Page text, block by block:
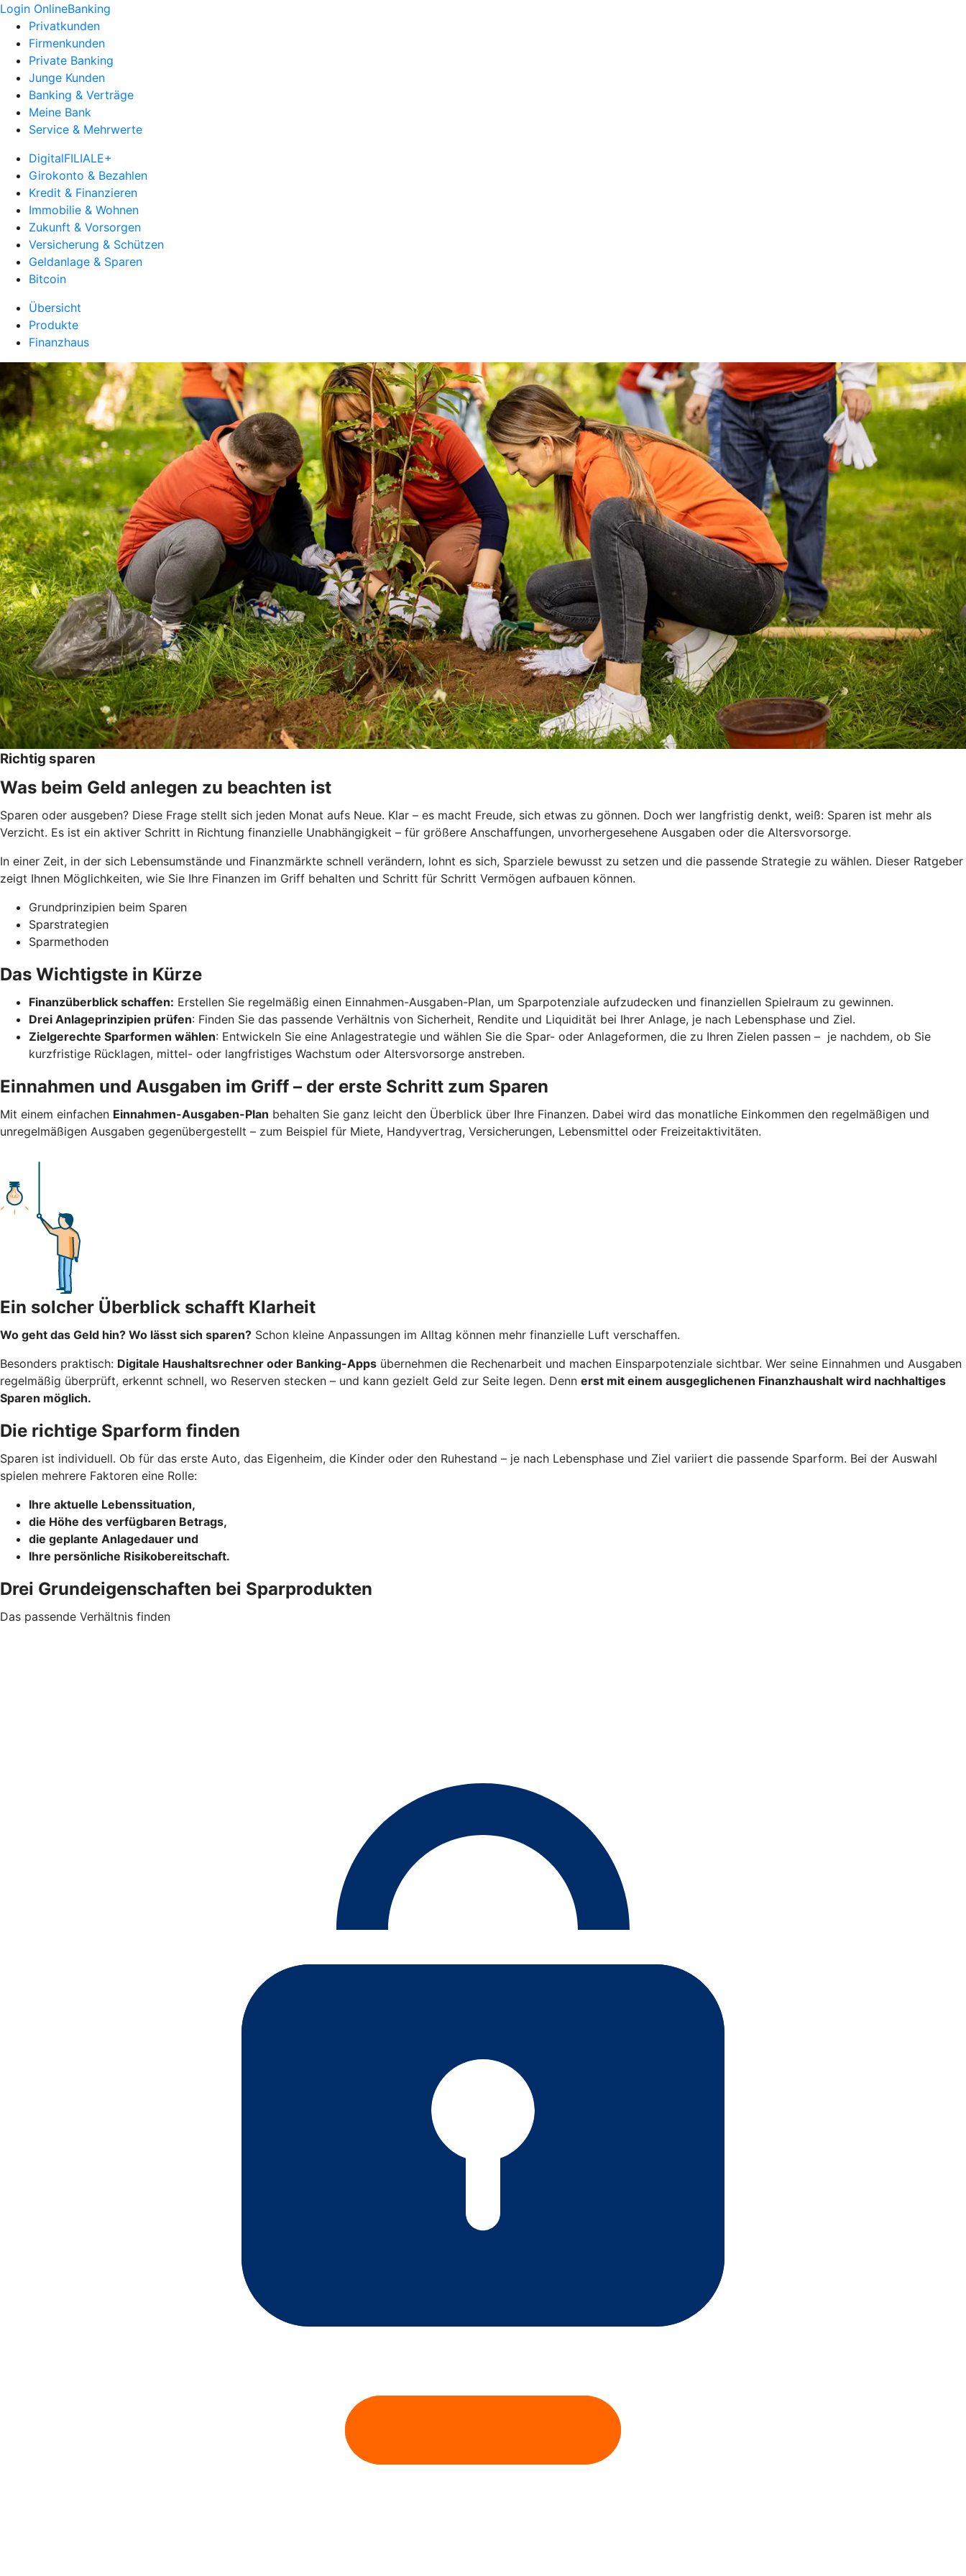
Login OnlineBanking
Privatkunden
Firmenkunden
Private Banking
Junge Kunden
Banking & Verträge
Meine Bank
Service & Mehrwerte
DigitalFILIALE+
Girokonto & Bezahlen
Kredit & Finanzieren
Immobilie & Wohnen
Zukunft & Vorsorgen
Versicherung & Schützen
Geldanlage & Sparen
Bitcoin
Übersicht
Produkte
Finanzhaus
Richtig sparen
Was beim Geld anlegen zu beachten ist
Sparen oder ausgeben? Diese Frage stellt sich jeden Monat aufs Neue. Klar – es macht Freude, sich etwas zu gönnen. Doch wer langfristig denkt, weiß: Sparen ist mehr als
Verzicht. Es ist ein aktiver Schritt in Richtung finanzielle Unabhängigkeit – für größere Anschaffungen, unvorhergesehene Ausgaben oder die Altersvorsorge.
In einer Zeit, in der sich Lebensumstände und Finanzmärkte schnell verändern, lohnt es sich, Sparziele bewusst zu setzen und die passende Strategie zu wählen. Dieser Ratgeber
zeigt Ihnen Möglichkeiten, wie Sie Ihre Finanzen im Griff behalten und Schritt für Schritt Vermögen aufbauen können.
Grundprinzipien beim Sparen
Sparstrategien
Sparmethoden
Das Wichtigste in Kürze
Finanzüberblick schaffen: Erstellen Sie regelmäßig einen Einnahmen-Ausgaben-Plan, um Sparpotenziale aufzudecken und finanziellen Spielraum zu gewinnen.
Drei Anlageprinzipien prüfen: Finden Sie das passende Verhältnis von Sicherheit, Rendite und Liquidität bei Ihrer Anlage, je nach Lebensphase und Ziel.
Zielgerechte Sparformen wählen: Entwickeln Sie eine Anlagestrategie und wählen Sie die Spar- oder Anlageformen, die zu Ihren Zielen passen – je nachdem, ob Sie
kurzfristige Rücklagen, mittel- oder langfristiges Wachstum oder Altersvorsorge anstreben.
Einnahmen und Ausgaben im Griff – der erste Schritt zum Sparen
Mit einem einfachen Einnahmen-Ausgaben-Plan behalten Sie ganz leicht den Überblick über Ihre Finanzen. Dabei wird das monatliche Einkommen den regelmäßigen und
unregelmäßigen Ausgaben gegenübergestellt – zum Beispiel für Miete, Handyvertrag, Versicherungen, Lebensmittel oder Freizeitaktivitäten.
Ein solcher Überblick schafft Klarheit
Wo geht das Geld hin? Wo lässt sich sparen? Schon kleine Anpassungen im Alltag können mehr finanzielle Luft verschaffen.
Besonders praktisch: Digitale Haushaltsrechner oder Banking-Apps übernehmen die Rechenarbeit und machen Einsparpotenziale sichtbar. Wer seine Einnahmen und Ausgaben
regelmäßig überprüft, erkennt schnell, wo Reserven stecken – und kann gezielt Geld zur Seite legen. Denn erst mit einem ausgeglichenen Finanzhaushalt wird nachhaltiges
Sparen möglich.
Die richtige Sparform finden
Sparen ist individuell. Ob für das erste Auto, das Eigenheim, die Kinder oder den Ruhestand – je nach Lebensphase und Ziel variiert die passende Sparform. Bei der Auswahl
spielen mehrere Faktoren eine Rolle:
Ihre aktuelle Lebenssituation,
die Höhe des verfügbaren Betrags,
die geplante Anlagedauer und
Ihre persönliche Risikobereitschaft.
Drei Grundeigenschaften bei Sparprodukten
Das passende Verhältnis finden